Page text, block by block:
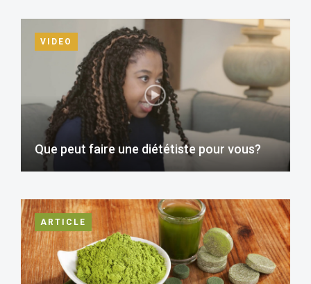
VIDEO
Que peut faire une diététiste pour vous?
ARTICLE